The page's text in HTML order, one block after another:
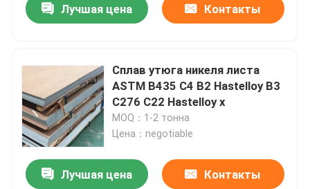
Дом
Лучшая цена Контакты
Сплав утюга никеля листа
ASTM B435 C4 B2 Hastelloy B3
C276 C22 Hastelloy x
MOQ：1-2 тонна
Цена：negotiable
Лучшая цена Контакты